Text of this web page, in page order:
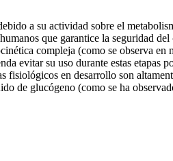
a su actividad sobre el
que garantice la seguridad del
compleja (como se observa en
evitar su uso durante estas etapas
fisiológicos en desarrollo son
de glucógeno (como se ha